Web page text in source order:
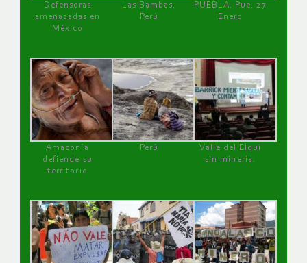
Defensoras
amenazadas en
México
Las Bambas,
Perú
PUEBLA, Pue, 27
Enero
Amazonía
defiende su
territorio
Perú
Valle del Elqui
sin minería.